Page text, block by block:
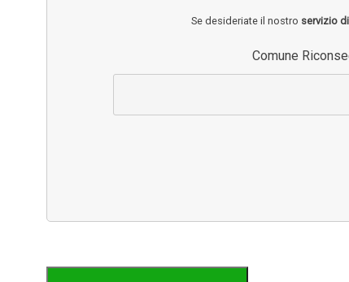
Se desideriate il nostro servizio
Comune